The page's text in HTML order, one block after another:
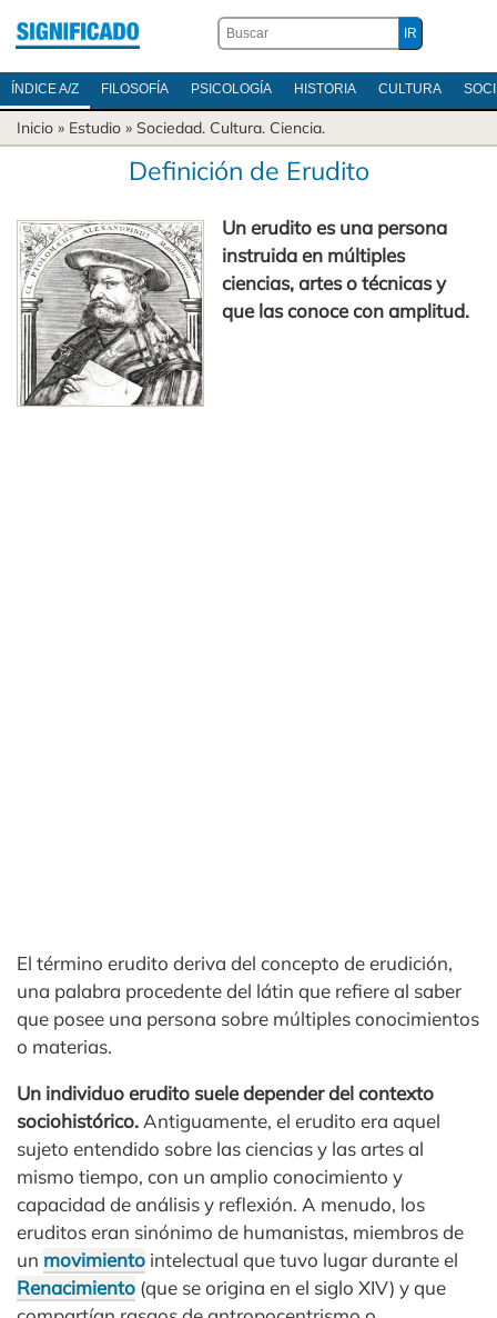
ÍNDICE A/Z FILOSOFÍA PSICOLOGÍA HISTORIA CULTURA
Inicio » Estudio » Sociedad. Cultura. Ciencia.
Definición de Erudito
Un erudito es una persona
instruida en múltiples
ciencias, artes o técnicas y
que las conoce con amplitud.
El término erudito deriva del concepto de erudición,
una palabra procedente del látin que refiere al saber
que posee una persona sobre múltiples conocimientos
o materias.
Un individuo erudito suele depender del contexto
sociohistórico. Antiguamente, el erudito era aquel
sujeto entendido sobre las ciencias y las artes al
mismo tiempo, con un amplio conocimiento y
capacidad de análisis y reflexión. A menudo, los
eruditos eran sinónimo de humanistas, miembros de
un movimiento intelectual que tuvo lugar durante el
Renacimiento (que se origina en el siglo XIV) y que